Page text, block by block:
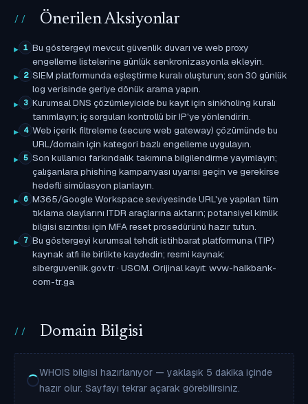
Önerilen Aksiyonlar
1 Bu göstergeyi mevcut güvenlik duvarı ve web proxy
engelleme listelerine günlük senkronizasyonla ekleyin.
2 SIEM platformunda eşleştirme kuralı oluşturun; son 30 günlük
log verisinde geriye dönük arama yapın.
3 Kurumsal DNS çözümleyicide bu kayıt için sinkholing kuralı
tanımlayın; iç sorguları kontrollü bir IP'ye yönlendirin.
4 Web içerik filtreleme (secure web gateway) çözümünde bu
URL/domain için kategori bazlı engelleme uygulayın.
5 Son kullanıcı farkındalık takımına bilgilendirme yayımlayın;
çalışanlara phishing kampanyası uyarısı geçin ve gerekirse
hedefli simülasyon planlayın.
6 M365/Google Workspace seviyesinde URL'ye yapılan tüm
tıklama olaylarını ITDR araçlarına aktarın; potansiyel kimlik
bilgisi sızıntısı için MFA reset prosedürünü hazır tutun.
7 Bu göstergeyi kurumsal tehdit istihbarat platformuna (TIP)
kaynak atfı ile birlikte kaydedin; resmi kaynak:
siberguvenlik.gov.tr · USOM. Orijinal kayıt: wvw-halkbank-
com-tr.ga
Domain Bilgisi
WHOIS bilgisi hazırlanıyor — yaklaşık 5 dakika içinde
hazır olur. Sayfayı tekrar açarak görebilirsiniz.